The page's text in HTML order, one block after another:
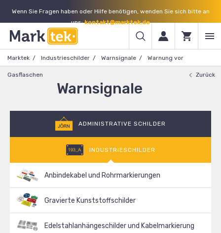
Wenn Sie Fragen haben oder Hilfe benötigen, wenden Sie sich bitte an
uns:kontakt@marktek.de
Marktek Industrieschilder Warnsignale Warnung vor
Gasflaschen Zurück
Warnsignale
ADMINISTRATIVE SCHILDER
INDUSTRIESCHILDER
Anbindekabel und Rohrmarkierungen
Gravierte Kunststoffschilder
Edelstahlanhängeschilder und Kabelmarkierung